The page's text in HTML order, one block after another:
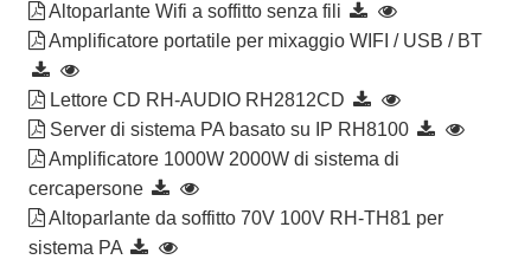
Altoparlante Wifi a soffitto senza fili
Amplificatore portatile per mixaggio WIFI / USB / BT
Lettore CD RH-AUDIO RH2812CD
Server di sistema PA basato su IP RH8100
Amplificatore 1000W 2000W di sistema di
cercapersone
Altoparlante da soffitto 70V 100V RH-TH81 per
sistema PA